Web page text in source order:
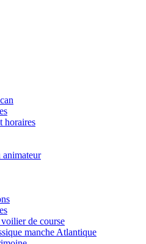
horaires
animateur
de course
manche Atlantique